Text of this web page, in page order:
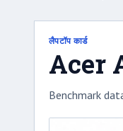
लैपटॉप कार्ड
Acer
Benchmark